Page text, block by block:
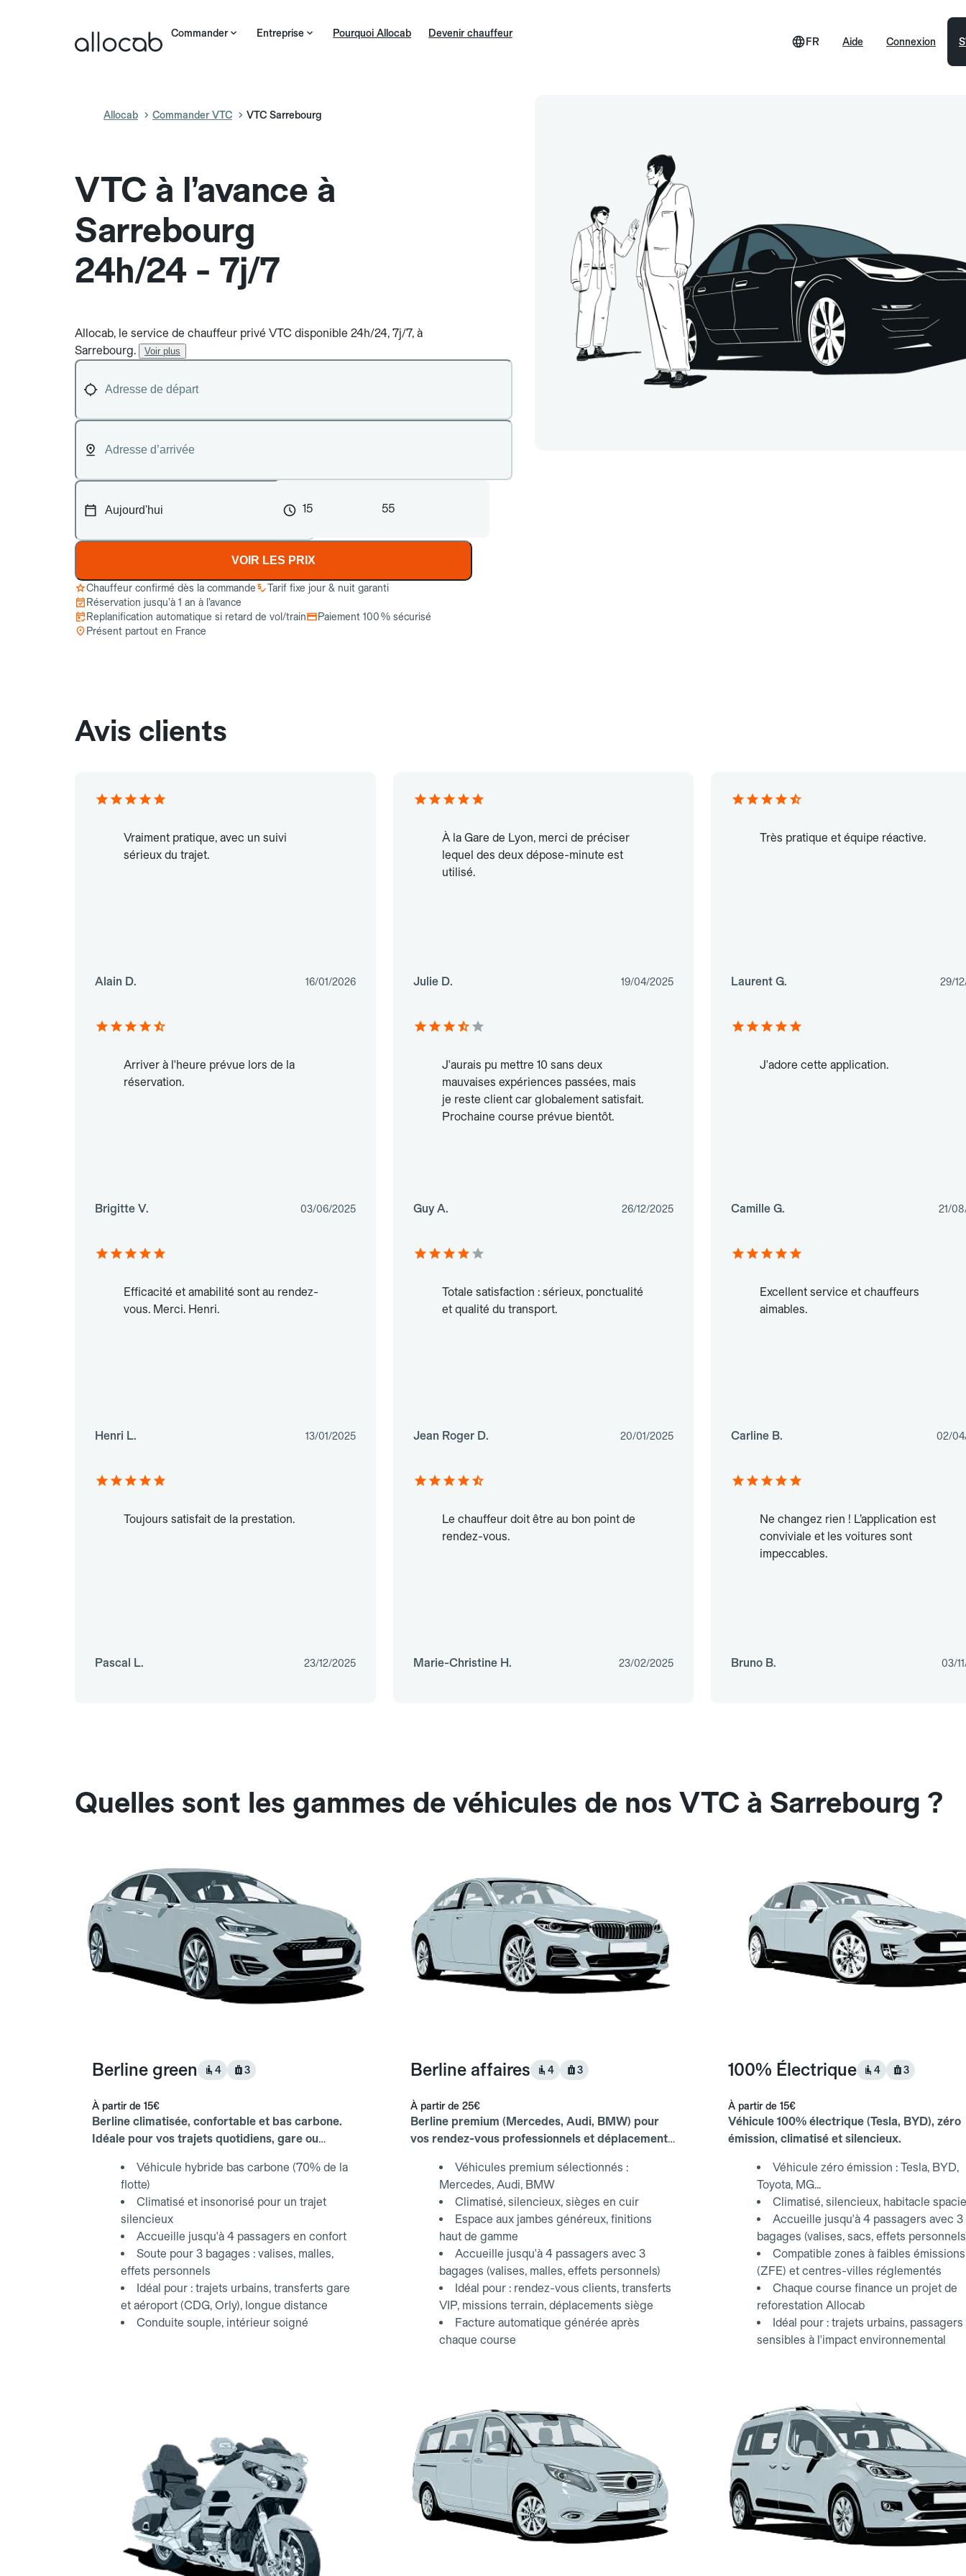
Commander Entreprise Pourquoi Allocab Devenir chauffeur
Aide
FR Connexion
Allocab Commander VTC VTC Sarrebourg
VTC à l’avance à
Sarrebourg
24h/24 - 7j/7
Allocab, le service de chauffeur privé VTC disponible 24h/24, 7j/7, à
Sarrebourg.
Voir plus
15 55
VOIR LES PRIX
Chauffeur confirmé dès la commande
Tarif fixe jour & nuit garanti
Réservation jusqu’à 1 an à l’avance
Replanification automatique si retard de vol/train
Paiement 100 % sécurisé
Présent partout en France
Avis clients
Vraiment pratique, avec un suivi
sérieux du trajet.
Alain D. 16/01/2026
À la Gare de Lyon, merci de préciser
lequel des deux dépose-minute est
utilisé.
Julie D. 19/04/2025
Très pratique et équipe réactive.
Laurent G. 29/
Arriver à l'heure prévue lors de la
réservation.
Brigitte V. 03/06/2025
J'aurais pu mettre 10 sans deux
mauvaises expériences passées, mais
je reste client car globalement satisfait.
Prochaine course prévue bientôt.
Guy A. 26/12/2025
J'adore cette application.
Camille G. 21/
Efficacité et amabilité sont au rendez-
vous. Merci. Henri.
Henri L. 13/01/2025
Totale satisfaction : sérieux, ponctualité
et qualité du transport.
Jean Roger D. 20/01/2025
Excellent service et chauffeurs
aimables.
Carline B. 02/
Toujours satisfait de la prestation.
Pascal L. 23/12/2025
Le chauffeur doit être au bon point de
rendez-vous.
Marie-Christine H. 23/02/2025
Ne changez rien ! L’application est
conviviale et les voitures sont
impeccables.
Bruno B. 03/
Quelles sont les gammes de véhicules de nos VTC à Sarrebourg ?
Berline green 4 3
À partir de 15€
Berline climatisée, confortable et bas carbone.
Idéale pour vos trajets quotidiens, gare ou
Véhicule hybride bas carbone (70% de la
flotte)
Climatisé et insonorisé pour un trajet
silencieux
Accueille jusqu'à 4 passagers en confort
Soute pour 3 bagages : valises, malles,
effets personnels
Idéal pour : trajets urbains, transferts gare
et aéroport (CDG, Orly), longue distance
Conduite souple, intérieur soigné
Berline affaires 4 3
À partir de 25€
Berline premium (Mercedes, Audi, BMW) pour
vos rendez-vous professionnels et déplacements
Véhicules premium sélectionnés :
Mercedes, Audi, BMW
Climatisé, silencieux, sièges en cuir
Espace aux jambes généreux, finitions
haut de gamme
Accueille jusqu'à 4 passagers avec 3
bagages (valises, malles, effets personnels)
Idéal pour : rendez-vous clients, transferts
VIP, missions terrain, déplacements siège
Facture automatique générée après
chaque course
100% Électrique 4 3
À partir de 15€
Véhicule 100% électrique (Tesla, BYD), zéro
émission, climatisé et silencieux.
Véhicule zéro émission : Tesla, BYD,
Toyota, MG...
Climatisé, silencieux, habitacle
Accueille jusqu'à 4 passagers avec 3
bagages (valises, sacs, effets
Compatible zones à faibles émissions
(ZFE) et centres-villes réglementés
Chaque course finance un projet de
reforestation Allocab
Idéal pour : trajets urbains, passagers
sensibles à l'impact environnemental